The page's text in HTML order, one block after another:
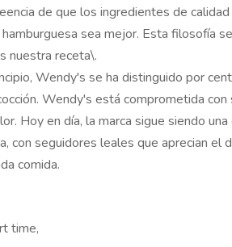
de que los ingredientes de
sea mejor. Esta filosofía
nuestra receta\.
Wendy's se ha distinguido por
Wendy's está comprometida
Hoy en día, la marca sigue siendo
con seguidores leales que aprecian
comida.
time,